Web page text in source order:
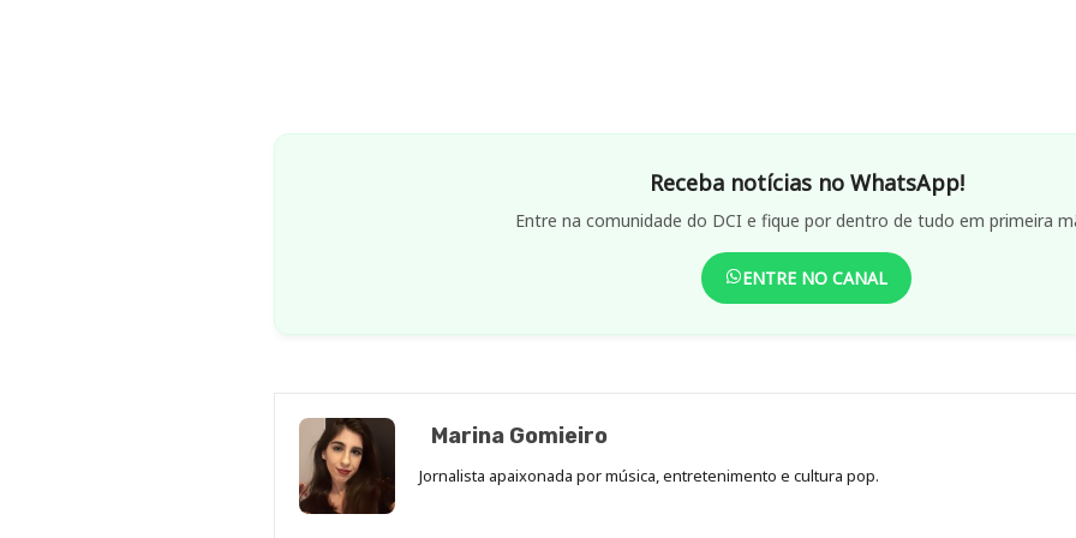
Receba notícias no WhatsApp!
Entre na comunidade do DCI e fique por dentro de tudo em primeira
ENTRE NO CANAL
Marina Gomieiro
Jornalista apaixonada por música, entretenimento e cultura pop.